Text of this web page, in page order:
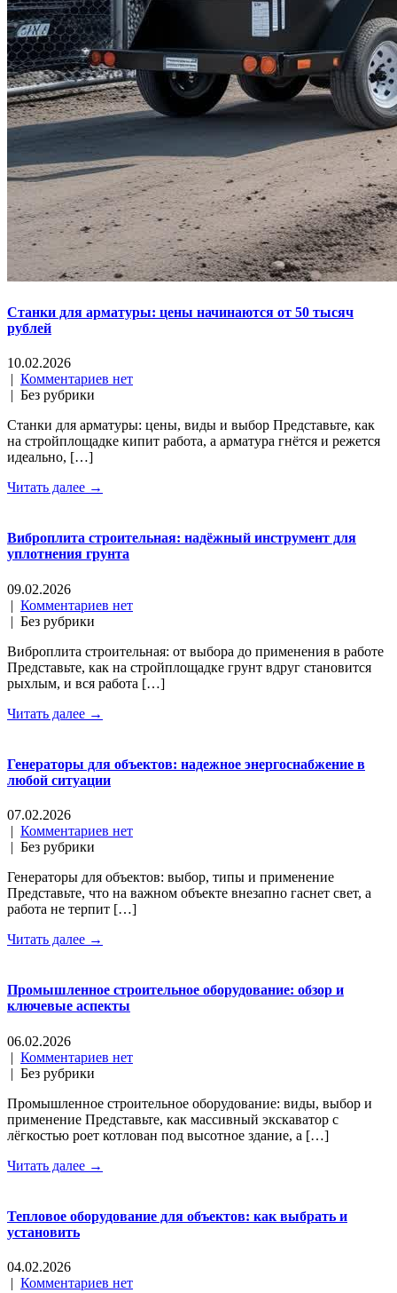
Станки для арматуры: цены начинаются от 50 тысяч
рублей
10.02.2026
| Комментариев нет
| Без рубрики
Станки для арматуры: цены, виды и выбор Представьте, как
на стройплощадке кипит работа, а арматура гнётся и режется
идеально, […]
Читать далее →
Виброплита строительная: надёжный инструмент для
уплотнения грунта
09.02.2026
| Комментариев нет
| Без рубрики
Виброплита строительная: от выбора до применения в работе
Представьте, как на стройплощадке грунт вдруг становится
рыхлым, и вся работа […]
Читать далее →
Генераторы для объектов: надежное энергоснабжение в
любой ситуации
07.02.2026
| Комментариев нет
| Без рубрики
Генераторы для объектов: выбор, типы и применение
Представьте, что на важном объекте внезапно гаснет свет, а
работа не терпит […]
Читать далее →
Промышленное строительное оборудование: обзор и
ключевые аспекты
06.02.2026
| Комментариев нет
| Без рубрики
Промышленное строительное оборудование: виды, выбор и
применение Представьте, как массивный экскаватор с
лёгкостью роет котлован под высотное здание, а […]
Читать далее →
Тепловое оборудование для объектов: как выбрать и
установить
04.02.2026
| Комментариев нет